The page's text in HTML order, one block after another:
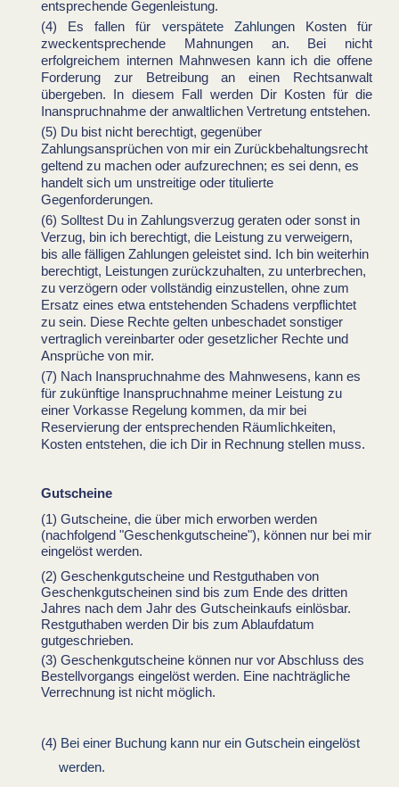
entsprechende Gegenleistung.
Es fallen für verspätete Zahlungen
Kosten für
zweckentsprechende Mahnungen an. Bei nicht
erfolgreichem internen Mahnwesen kann ich die offene
Forderung zur Betreibung an einen Rechtsanwalt
übergeben. In diesem Fall werden Dir Kosten für die
Inanspruchnahme der anwaltlichen Vertretung entstehen.
Du bist nicht berechtigt, gegenüber
Zahlungsansprüchen von mir ein Zurückbehaltungsrecht
geltend zu machen oder aufzurechnen; es sei denn, es
handelt sich um unstreitige oder titulierte
Gegenforderungen.
Solltest Du in Zahlungsverzug geraten oder sonst in
Verzug, bin ich berechtigt, die Leistung zu verweigern,
bis alle fälligen Zahlungen geleistet sind. Ich bin weiterhin
berechtigt, Leistungen zurückzuhalten, zu unterbrechen,
zu verzögern oder vollständig einzustellen, ohne zum
Ersatz eines etwa entstehenden Schadens verpflichtet
zu sein. Diese Rechte gelten unbeschadet sonstiger
vertraglich vereinbarter oder gesetzlicher Rechte und
Ansprüche von mir.
Nach Inanspruchnahme des Mahnwesens, kann es
für zukünftige Inanspruchnahme meiner Leistung zu
einer Vorkasse Regelung kommen, da mir bei
Reservierung der entsprechenden Räumlichkeiten,
Kosten entstehen, die ich Dir in Rechnung stellen muss.
Gutscheine
Gutscheine, die über mich erworben werden
(nachfolgend "Geschenkgutscheine"), können nur bei mir
eingelöst werden.
Geschenkgutscheine und Restguthaben von
Geschenkgutscheinen sind bis zum Ende des dritten
Jahres nach dem Jahr des Gutscheinkaufs einlösbar.
Restguthaben werden Dir bis zum Ablaufdatum
gutgeschrieben.
Geschenkgutscheine können nur vor Abschluss des
Bestellvorgangs eingelöst werden. Eine nachträgliche
Verrechnung ist nicht möglich.
Bei einer Buchung kann nur ein Gutschein eingelöst
werden.